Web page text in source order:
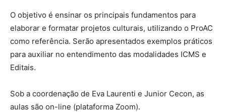
O objetivo é ensinar os principais fundamentos para
elaborar e formatar projetos culturais, utilizando o ProAC
como referência. Serão apresentados exemplos práticos
para auxiliar no entendimento das modalidades ICMS e
Editais.
Sob a coordenação de Eva Laurenti e Junior Cecon, as
aulas são on-line (plataforma Zoom).